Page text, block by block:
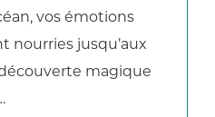
vos émotions
nourries jusqu’aux
découverte magique